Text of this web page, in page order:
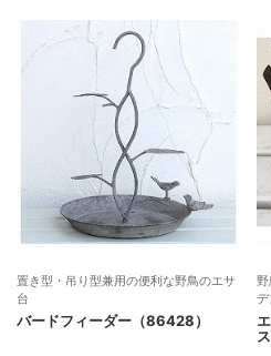
置き型・吊り型兼用の便利な野鳥のエサ
台
バードフィーダー（86428）
デ